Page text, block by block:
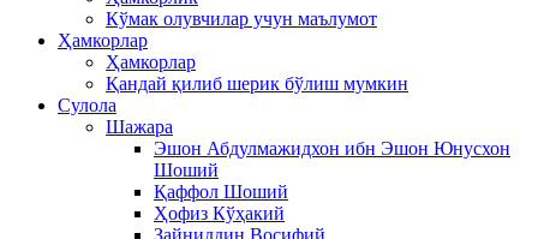
Кўмак олувчилар учун маълумот
Ҳамкорлар
Ҳамкорлар
Қандай қилиб шерик бўлиш мумкин
Сулола
Шажара
Эшон Абдулмажидхон ибн Эшон Юнусхон
Шоший
Қаффол Шоший
Ҳофиз Кўҳакий
Зайниддин Восифий